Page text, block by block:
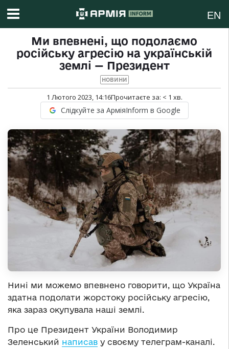
EN
Ми впевнені, що подолаємо
російську агресію на українській
землі — Президент
НОВИНИ
1 Лютого 2023, 14:16Прочитаєте за: < 1 хв.
Слідкуйте за АрміяInform в Google
Нині ми можемо впевнено говорити, що Україна
здатна подолати жорстоку російську агресію,
яка зараз окупувала наші землі.
Про це Президент України Володимир
Зеленський написав у своєму телеграм-каналі.